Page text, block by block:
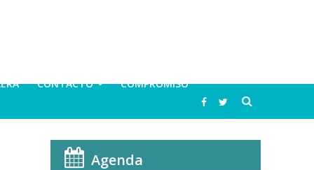
CONTACTO COMPROMISO
Agenda